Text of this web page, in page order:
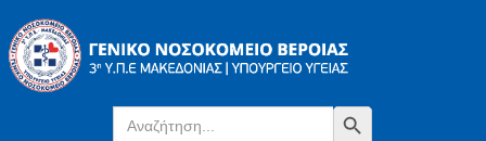
Search
for:
Search Button